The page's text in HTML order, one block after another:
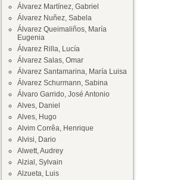
Álvarez Martínez, Gabriel
Álvarez Nuñez, Sabela
Álvarez Queimaliños, María
Eugenia
Álvarez Rilla, Lucía
Álvarez Salas, Omar
Álvarez Santamarina, María Luisa
Álvarez Schurmann, Sabina
Álvaro Garrido, José Antonio
Alves, Daniel
Alves, Hugo
Alvim Corrêa, Henrique
Alvisi, Dario
Alwett, Audrey
Alzial, Sylvain
Alzueta, Luis